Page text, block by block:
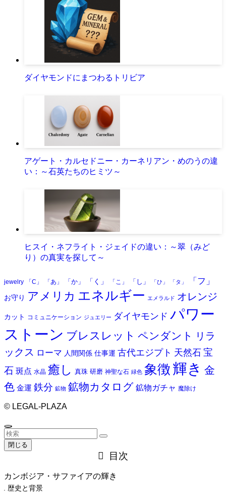
ダイヤモンドにまつわるトリビア
アゲート・カルセドニー・カーネリアン・めのうの違
い：～石英たちのヒミツ～
ヒスイ・ネフライト・ジェイドの違い：～翠（みど
り）の真実を探して～
jewelry 「C」 「あ」 「か」 「く」 「こ」 「し」 「ひ」 「タ」 「フ」
お守り アメリカ エネルギー エメラルド オレンジ
カット コミュニケーション ジュエリー ダイヤモンド パワー
ストーン ブレスレット ペンダント
リラ
ックス ローマ 人間関係 仕事運 古代エジプト 天然石 宝
石 斑点 水晶 癒し 真珠 研磨 神聖な石 緑色 象徴 輝き 金
色 金運 鉄分 鉱物 鉱物カタログ 鉱物ガチャ 魔除け
© LEGAL-PLAZA
閉じる
目次
カンボジア・サファイアの輝き
歴史と背景